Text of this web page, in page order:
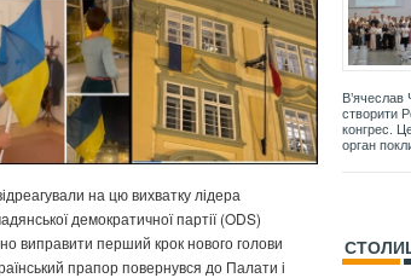
на цю вихватку лідера
демократичної партії (ODS)
виправити перший крок нового голови
прапор повернувся до Палати і
В’ячеслав
створити
конгрес.
орган